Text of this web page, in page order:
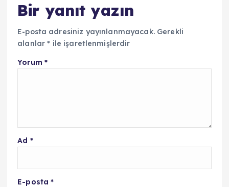
Bir yanıt yazın
E-posta adresiniz yayınlanmayacak. Gerekli
alanlar* ile işaretlenmişlerdir
Yorum *
Ad *
E-posta*